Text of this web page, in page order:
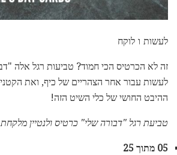
לעשות ו לוקח
זה לא הכרטיס הכי חמוד? טביעות רגל אלה
לעשות עבור אחר הצהריים של כיף, ואת
ההיבט החושי של כלי השיט הזה!
טביעת רגל "דבורה שלי" כרטיס ולנטיין מלקחת
05 מתוך 25